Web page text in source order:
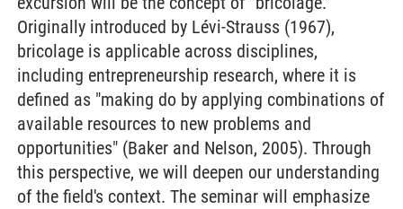
Originally introduced by Lévi-Strauss (1967),
bricolage is applicable across disciplines,
including entrepreneurship research, where it is
defined as "making do by applying combinations of
available resources to new problems and
opportunities" (Baker and Nelson, 2005). Through
this perspective, we will deepen our understanding
of the field's context. The seminar will emphasize